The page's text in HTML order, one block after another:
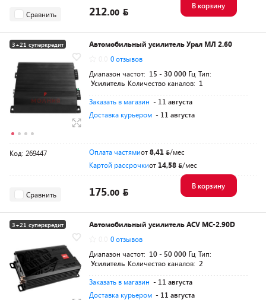
Сравнить 212.00
В корзину
3+21 суперкредит
Автомобильный усилитель Урал МЛ 2.60
0 отзывов
Диапазон частот: 15 - 30 000 Гц Тип:
Усилитель Количество каналов: 1
Заказать в магазин - 11 августа
Доставка курьером - 11 августа
Код: 269447 Оплата частямиот8,41
/мес
Картой рассрочкиот 14,58 /мес
Сравнить 175.00
В корзину
3+21 суперкредит
Автомобильный усилитель ACV MC-2.90D
0 отзывов
Диапазон частот: 10 - 50 000 Гц Тип:
Усилитель Количество каналов: 2
Заказать в магазин - 11 августа
Доставка курьером - 11 августа